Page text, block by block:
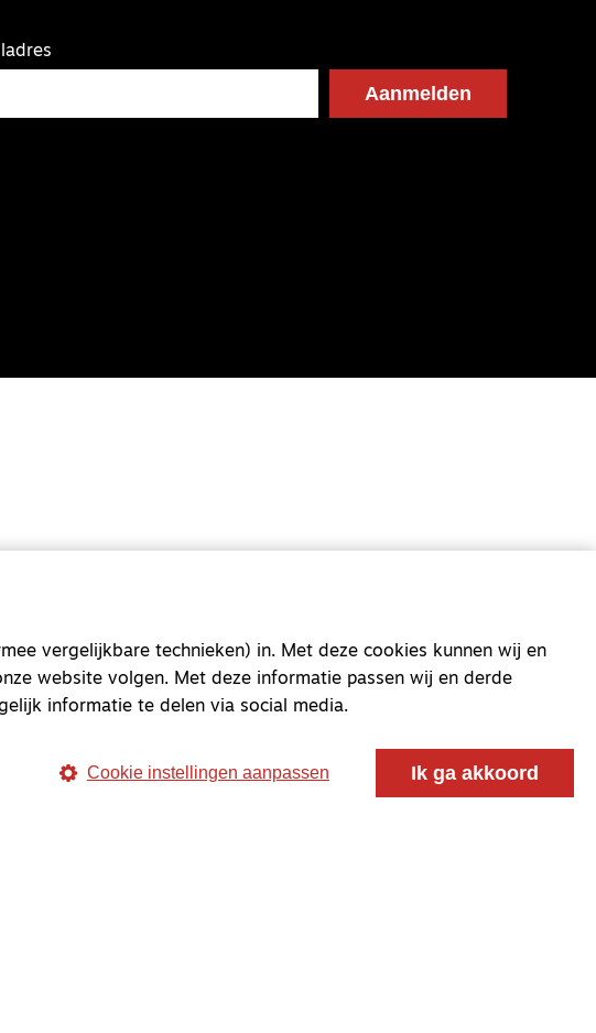
platform voor ontmoeting, vorming en gesprek voor christenen
bijzonder voor de Nederlandse Gereformeerde Kerken.
vergelijkbare technieken) in. Met deze cookies kunnen wij en
website volgen. Met deze informatie passen wij en derde
informatie te delen via social media.
Cookie instellingen aanpassen Ik ga akkoord